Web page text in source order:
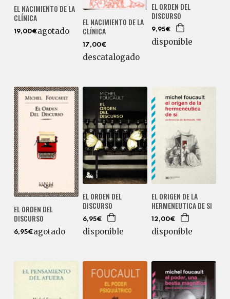
EL NACIMIENTO DE LA
CLÍNICA
19,00€agotado
EL NACIMIENTO DE LA
CLÍNICA
17,00€
descatalogado
EL ORDEN DEL
DISCURSO
9,95€
disponible
EL ORDEN DEL
DISCURSO
6,95€agotado
EL ORDEN DEL
DISCURSO
6,95€
disponible
EL ORIGEN DE LA
HERMENEUTICA DE SI
12,00€
disponible